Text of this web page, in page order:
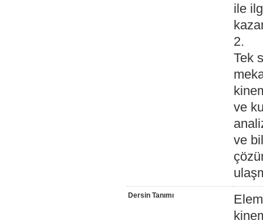
ile
2.
Tek
ve
ve
Dersin Tanımı